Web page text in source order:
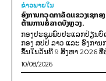
ຂ່າວພາຍ​ໃນ
ອົງການກວດກາລັດແຂວງເຊກ
ຕ້ານການສໍ້ລາດບັງຫຼວງ.
ກອງປະຊຸມພົບປະແລກປ່ຽນບົ
ກອງ ສປປ ລາວ ແລະ ອົງກາ
ຂຶ້ນໃນວັນທີ 9 ສິງຫາ 2026 ທີ່
10/08/2026